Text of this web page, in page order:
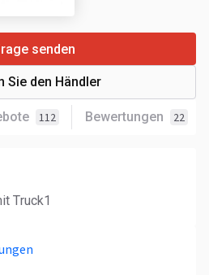
112 Bewertungen 22
senden
Sie den Händler
Truck1